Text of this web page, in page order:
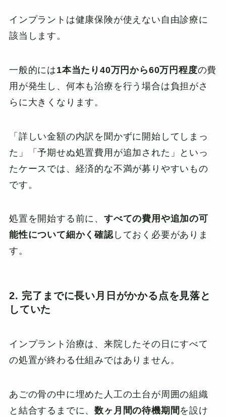
インプラントは健康保険が使えない自由診療に
該当します。
一般的には1本当たり40万円から60万円程度の費
用が発生し、何本も治療を行う場合は負担がさ
らに大きくなります。
「詳しい金額の内訳を聞かずに開始してしまっ
た」「予期せぬ処置費用が追加された」といっ
たケースでは、経済的な不満が募りやすいもの
です。
処置を開始する前に、 すべての費用や追加の可
能性について細かく確認しておく必要がありま
す。
2. 完了までに長い月日がかかる点を見落と
していた
インプラント治療は、来院したその日にすべて
の処置が終わる仕組みではありません。
あごの骨の中に埋めた人工の土台が周囲の組織
と結合するまでに、数ヶ月間の待機期間 を設け